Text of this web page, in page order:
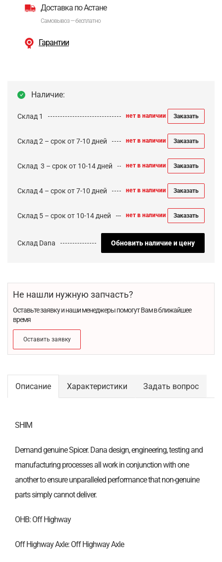
Доставка по Астане
Самовывоз — бесплатно
Гарантии
Наличие:
Склад 1 нет в наличии Заказать
Склад 2 – срок от 7-10 дней нет в наличии Заказать
Cклад 3 – срок от 10-14 дней нет в наличии Заказать
Склад 4 – срок от 7-10 дней нет в наличии Заказать
Склад 5 – срок от 10-14 дней нет в наличии Заказать
Склад Dana Обновить наличие и цену
Не нашли нужную запчасть?
Оставьте заявку и наши менеджеры помогут Вам в ближайшее
время
Оставить заявку
Описание Характеристики Задать вопрос
SHIM
Demand genuine Spicer. Dana design, engineering, testing and
manufacturing processes all work in conjunction with one
another to ensure unparalleled performance that non-genuine
parts simply cannot deliver.
OHB: Off Highway
Off Highway Axle: Off Highway Axle